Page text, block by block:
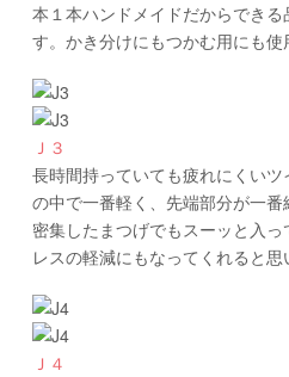
本１本ハンドメイドだからでき
す。かき分けにもつかむ用にも使
Ｊ３
長時間持っていても疲れにくい
の中で一番軽く、先端部分が一番
密集したまつげでもスーッと入
レスの軽減にもなってくれると思
Ｊ４